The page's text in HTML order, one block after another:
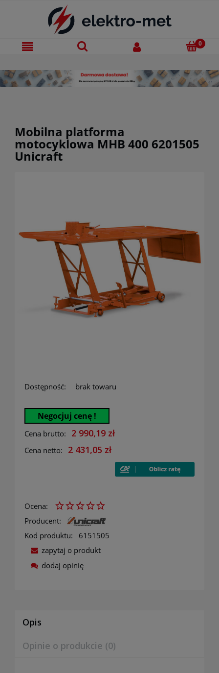
Mobilna platforma
motocyklowa MHB 400 6201505
Unicraft
Dostępność: brak towaru
Negocjuj cenę !
Cena brutto: 2 990,19 zł
Cena netto: 2 431,05 zł
Ocena:
Producent:
Kod produktu:
6151505
zapytaj o produkt
dodaj opinię
Opis
Opinie o produkcie (0)